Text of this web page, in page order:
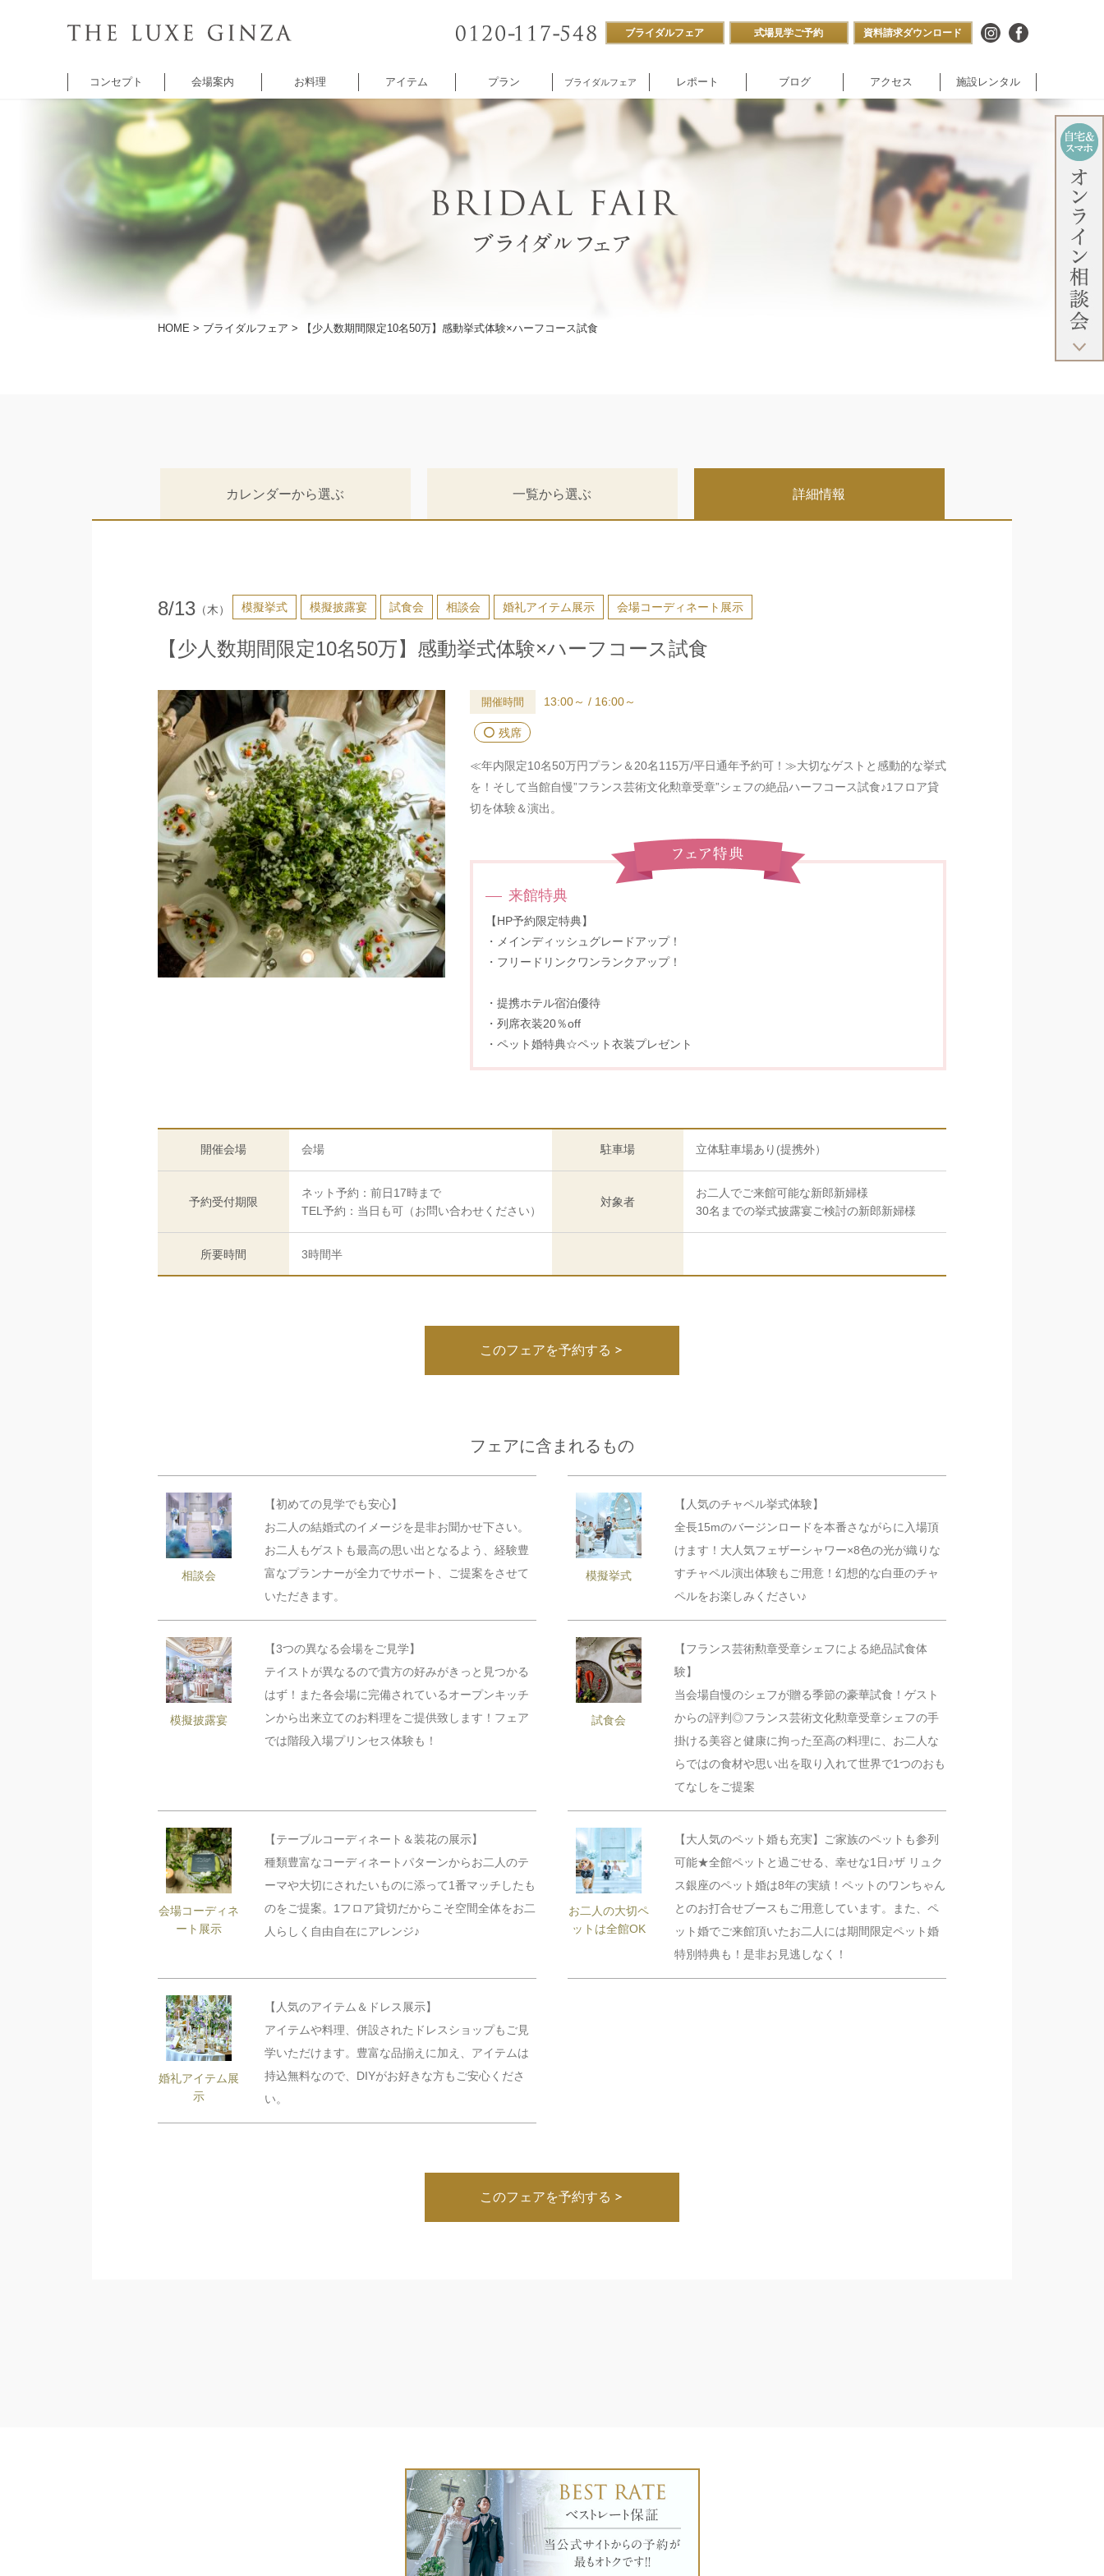
ブライダルフェア 式場見学ご予約 資料請求ダウンロード
コンセプト 会場案内
チャペル
セントクワトロ
チャペル
バンケット
5thアベニュー
シャンゼリゼ
レストラン
ANNOREVE
付帯設備
企業様向け
パーティ
お料理 アイテム プラン ブライダルフェア レポート ブログ アクセス 施設レンタル
HOME > ブライダルフェア > 【少人数期間限定10名50万】感動挙式体験×ハーフコース試食
カレンダーから選ぶ 一覧から選ぶ 詳細情報
8/13 （木） 模擬挙式 模擬披露宴 試食会 相談会 婚礼アイテム展示 会場コーディネート展示
【少人数期間限定10名50万】感動挙式体験×ハーフコース試食
開催時間 13:00～ / 16:00～
残席
≪年内限定10名50万円プラン＆20名115万/平日通年予約可！≫大切なゲストと感動的な挙式
を！そして当館自慢”フランス芸術文化勲章受章”シェフの絶品ハーフコース試食♪1フロア貸
切を体験＆演出。
来館特典
【HP予約限定特典】
・メインディッシュグレードアップ！
・フリードリンクワンランクアップ！
・提携ホテル宿泊優待
・列席衣装20％off
・ペット婚特典☆ペット衣装プレゼント
開催会場 会場 駐車場 立体駐車場あり(提携外）
予約受付期限
ネット予約：前日17時まで
TEL予約：当日も可（お問い合わせください）
対象者
お二人でご来館可能な新郎新婦様
30名までの挙式披露宴ご検討の新郎新婦様
所要時間 3時間半
このフェアを予約する
フェアに含まれるもの
相談会
【初めての見学でも安心】
お二人の結婚式のイメージを是非お聞かせ下さい。
お二人もゲストも最高の思い出となるよう、経験豊
富なプランナーが全力でサポート、ご提案をさせて
いただきます。
模擬挙式
【人気のチャペル挙式体験】
全長15mのバージンロードを本番さながらに入場頂
けます！大人気フェザーシャワー×8色の光が織りな
すチャペル演出体験もご用意！幻想的な白亜のチャ
ペルをお楽しみください♪
模擬披露宴
【3つの異なる会場をご見学】
テイストが異なるので貴方の好みがきっと見つかる
はず！また各会場に完備されているオープンキッチ
ンから出来立てのお料理をご提供致します！フェア
では階段入場プリンセス体験も！
試食会
【フランス芸術勲章受章シェフによる絶品試食体
験】
当会場自慢のシェフが贈る季節の豪華試食！ゲスト
からの評判◎フランス芸術文化勲章受章シェフの手
掛ける美容と健康に拘った至高の料理に、お二人な
らではの食材や思い出を取り入れて世界で1つのおも
てなしをご提案
会場コーディネ
ート展示
【テーブルコーディネート＆装花の展示】
種類豊富なコーディネートパターンからお二人のテ
ーマや大切にされたいものに添って1番マッチしたも
のをご提案。1フロア貸切だからこそ空間全体をお二
人らしく自由自在にアレンジ♪
お二人の大切ペ
ットは全館OK
【大人気のペット婚も充実】ご家族のペットも参列
可能★全館ペットと過ごせる、幸せな1日♪ザ リュク
ス銀座のペット婚は8年の実績！ペットのワンちゃん
とのお打合せブースもご用意しています。また、ペ
ット婚でご来館頂いたお二人には期間限定ペット婚
特別特典も！是非お見逃しなく！
婚礼アイテム展
示
【人気のアイテム＆ドレス展示】
アイテムや料理、併設されたドレスショップもご見
学いただけます。豊富な品揃えに加え、アイテムは
持込無料なので、DIYがお好きな方もご安心くださ
い。
このフェアを予約する
時間を選択してください
ブライダルフェア 日時
■■■タイトル■■■ ■■■日付■■■